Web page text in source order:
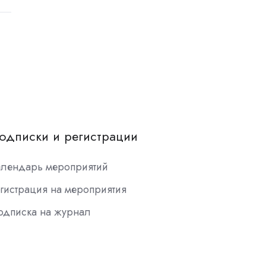
и регистрации
мероприятий
на мероприятия
на журнал